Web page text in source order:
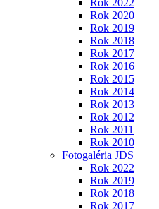
Rok 2022
Rok 2020
Rok 2019
Rok 2018
Rok 2017
Rok 2016
Rok 2015
Rok 2014
Rok 2013
Rok 2012
Rok 2011
Rok 2010
Fotogaléria JDS
Rok 2022
Rok 2019
Rok 2018
Rok 2017